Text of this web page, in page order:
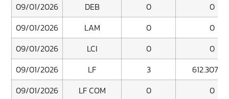
09/01/2026
DEB 0
0
09/01/2026
LAM 0
0
09/01/2026
LCI 0
0
09/01/2026
LF 3
09/01/2026
LF COM
0 0